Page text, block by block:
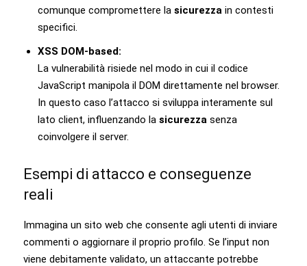
comunque compromettere la sicurezza in contesti
specifici.
XSS DOM-based:
La vulnerabilità risiede nel modo in cui il codice
JavaScript manipola il DOM direttamente nel browser.
In questo caso l’attacco si sviluppa interamente sul
lato client, influenzando la sicurezza senza
coinvolgere il server.
Esempi di attacco e conseguenze
reali
Immagina un sito web che consente agli utenti di inviare
commenti o aggiornare il proprio profilo. Se l’input non
viene debitamente validato, un attaccante potrebbe